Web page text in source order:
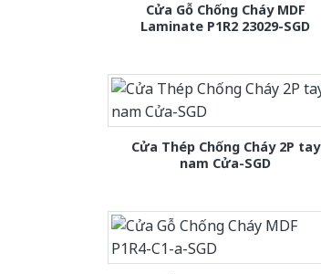
Cửa Gỗ Chống Cháy MDF
Laminate P1R2 23029-SGD
Cửa Thép Chống Cháy 2P tay
nam Cửa-SGD